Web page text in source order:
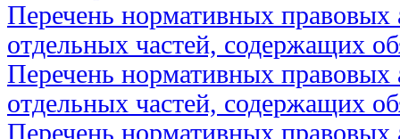
Перечень нормативных правовых
отдельных частей, содержащих
Перечень нормативных правовых
отдельных частей, содержащих
Перечень нормативных правовых